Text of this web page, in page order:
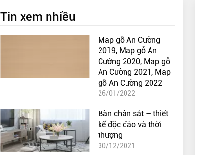
Tin xem nhiều
Map gỗ An Cường
2019, Map gỗ An
Cường 2020, Map gỗ
An Cường 2021, Map
gỗ An Cường 2022
26/01/2022
Bàn chân sắt – thiết
kế độc đáo và thời
thượng
30/12/2021